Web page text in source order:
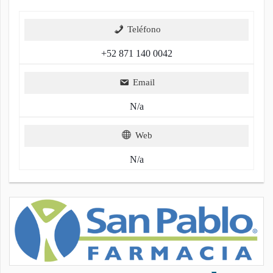
Teléfono
+52 871 140 0042
Email
N/a
Web
N/a